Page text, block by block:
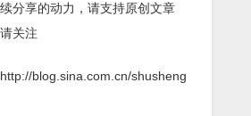
分享的动力，请支持原创文章
关注
blog.sina.com.cn/shusheng